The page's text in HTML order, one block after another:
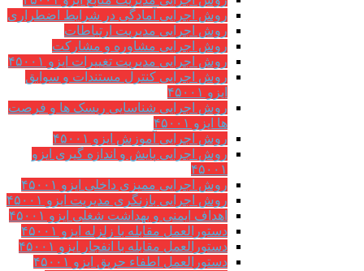
روش اجرایی آمادگی در شرایط اضطراری
روش اجرایی مدیریت ارتباطات
روش اجرایی مشاوره و مشارکت
روش اجرایی مدیریت تغییرات ایزو ۴۵۰۰۱
روش اجرایی کنترل مستندات و سوابق
ایزو ۴۵۰۰۱
روش اجرایی شناسایی ریسک ها و فرصت
ها ایزو ۴۵۰۰۱
روش اجرایی آموزش ایزو ۴۵۰۰۱
روش اجرایی پایش و اندازه گیری ایزو
۴۵۰۰۱
روش اجرایی ممیزی داخلی ایزو ۴۵۰۰۱
روش اجرایی بازنگری مدیریت ایزو ۴۵۰۰۱
اهداف ایمنی و بهداشت شغلی ایزو ۴۵۰۰۱
دستورالعمل مقابله با زلزله ایزو ۴۵۰۰۱
دستورالعمل مقابله با انفجار ایزو ۴۵۰۰۱
دستورالعمل اطفاء حریق ایزو ۴۵۰۰۱